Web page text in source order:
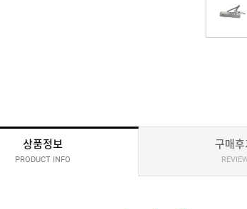
상품정보
PRODUCT INFO
구매후